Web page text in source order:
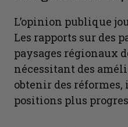
L’opinion publique
Les rapports sur des
paysages régionaux
nécessitant des
obtenir des
positions plus